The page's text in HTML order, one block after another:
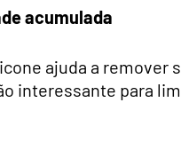
acumulada
ajuda a remover
interessante para